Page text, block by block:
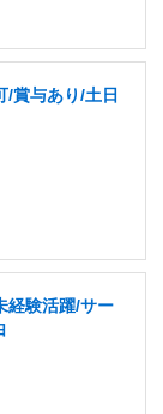
/賞与あり/土日
経験活躍/サー